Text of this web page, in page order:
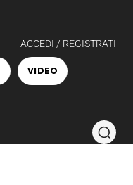
ACCEDI / REGISTRATI
VIDEO